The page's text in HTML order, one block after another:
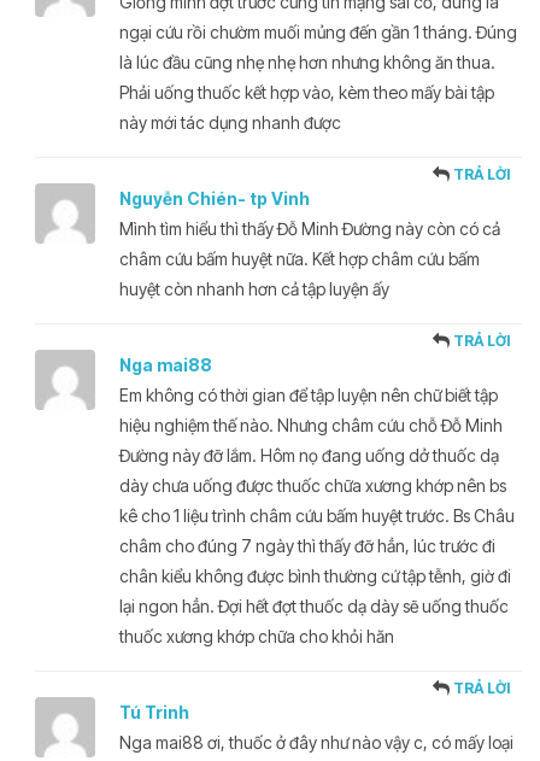
ngại cứu rồi chườm muối mủng đến gần 1 tháng. Đúng
là lúc đầu cũng nhẹ nhẹ hơn nhưng không ăn thua.
Phải uống thuốc kết hợp vào, kèm theo mấy bài tập
này mới tác dụng nhanh được
Nguyễn Chién- tp Vinh
TRẢ LỜI
Mình tìm hiểu thì thấy Đỗ Minh Đường này còn có cả
châm cứu bấm huyệt nữa. Kết hợp châm cứu bấm
huyệt còn nhanh hơn cả tập luyện ấy
Nga mai88
TRẢ LỜI
Em không có thời gian để tập luyện nên chữ biết tập
hiệu nghiệm thế nào. Nhưng châm cứu chỗ Đỗ Minh
Đường này đỡ lắm. Hôm nọ đang uống dở thuốc dạ
dày chưa uống được thuốc chữa xương khớp nên bs
kê cho 1 liệu trình châm cứu bấm huyệt trước. Bs Châu
châm cho đúng 7 ngày thì thấy đỡ hẳn, lúc trước đi
chân kiểu không được bình thường cứ tập tễnh, giờ đi
lại ngon hẳn. Đợi hết đợt thuốc dạ dày sẽ uống thuốc
thuốc xương khớp chữa cho khỏi hăn
Tú Trinh
TRẢ LỜI
Nga mai88 ơi, thuốc ở đây như nào vậy c, có mấy loại